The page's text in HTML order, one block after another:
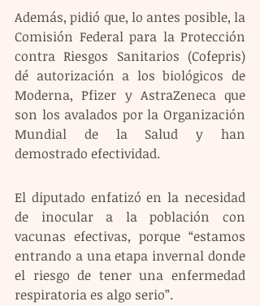
Además, pidió que, lo antes posible, la
Comisión Federal para la Protección
contra Riesgos Sanitarios (Cofepris)
dé autorización a los biológicos de
Moderna, Pfizer y AstraZeneca que
son los avalados por la Organización
Mundial de la Salud y han
demostrado efectividad.
El diputado enfatizó en la necesidad
de inocular a la población con
vacunas efectivas, porque “estamos
entrando a una etapa invernal donde
el riesgo de tener una enfermedad
respiratoria es algo serio”.